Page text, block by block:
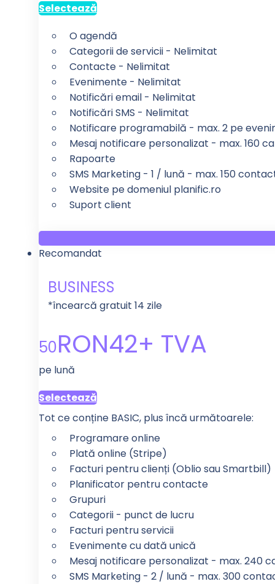
Selectează
O agendă
Categorii de servicii - Nelimitat
Contacte - Nelimitat
Evenimente - Nelimitat
Notificări email - Nelimitat
Notificări SMS - Nelimitat
Notificare programabilă - max. 2 pe
Mesaj notificare personalizat - max. 160
Rapoarte
SMS Marketing - 1 / lună - max. 150
Website pe domeniul planific.ro
Suport client
Recomandat
BUSINESS
*încearcă gratuit 14 zile
50RON42+ TVA
pe lună
Selectează
Tot ce conține BASIC, plus încă următoarele:
Programare online
Plată online (Stripe)
Facturi pentru clienți (Oblio sau Smartbill)
Planificator pentru contacte
Grupuri
Categorii - punct de lucru
Facturi pentru servicii
Evenimente cu dată unică
Mesaj notificare personalizat - max. 240
SMS Marketing - 2 / lună - max. 300